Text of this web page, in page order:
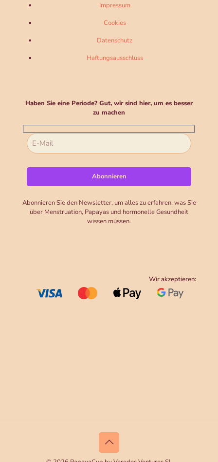
Impressum
Cookies
Datenschutz
Haftungsausschluss
Haben Sie eine Periode? Gut, wir sind hier, um es besser
zu machen
Abonnieren Sie den Newsletter, um alles zu erfahren, was Sie
über Menstruation, Papayas und hormonelle Gesundheit
wissen müssen.
Wir akzeptieren: